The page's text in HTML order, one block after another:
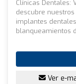
Clínicas Dentales:
descubre
implantes
blanqueamientos
Ver e-